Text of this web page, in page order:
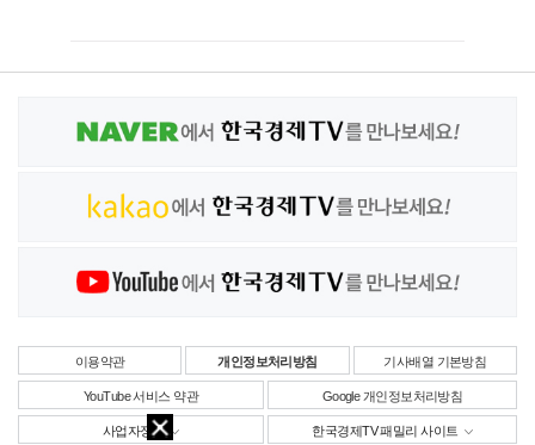
이용약관 개인정보처리방침 기사배열 기본방침
YouTube 서비스 약관 Google 개인정보처리방침
사업자정보 한국경제TV 패밀리 사이트